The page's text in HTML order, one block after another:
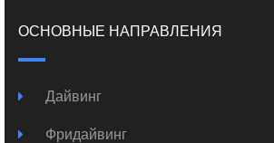
ОСНОВНЫЕ НАПРАВЛЕНИЯ
Дайвинг
Фридайвинг